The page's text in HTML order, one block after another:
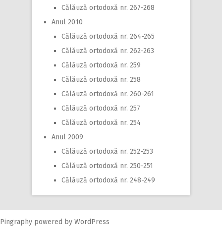
Călăuză ortodoxă nr. 267-268
Anul 2010
Călăuză ortodoxă nr. 264-265
Călăuză ortodoxă nr. 262-263
Călăuză ortodoxă nr. 259
Călăuză ortodoxă nr. 258
Călăuză ortodoxă nr. 260-261
Călăuză ortodoxă nr. 257
Călăuză ortodoxă nr. 254
Anul 2009
Călăuză ortodoxă nr. 252-253
Călăuză ortodoxă nr. 250-251
Călăuză ortodoxă nr. 248-249
Pingraphy powered by WordPress